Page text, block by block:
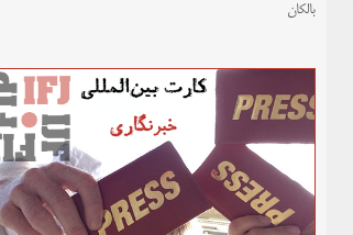
بالکان